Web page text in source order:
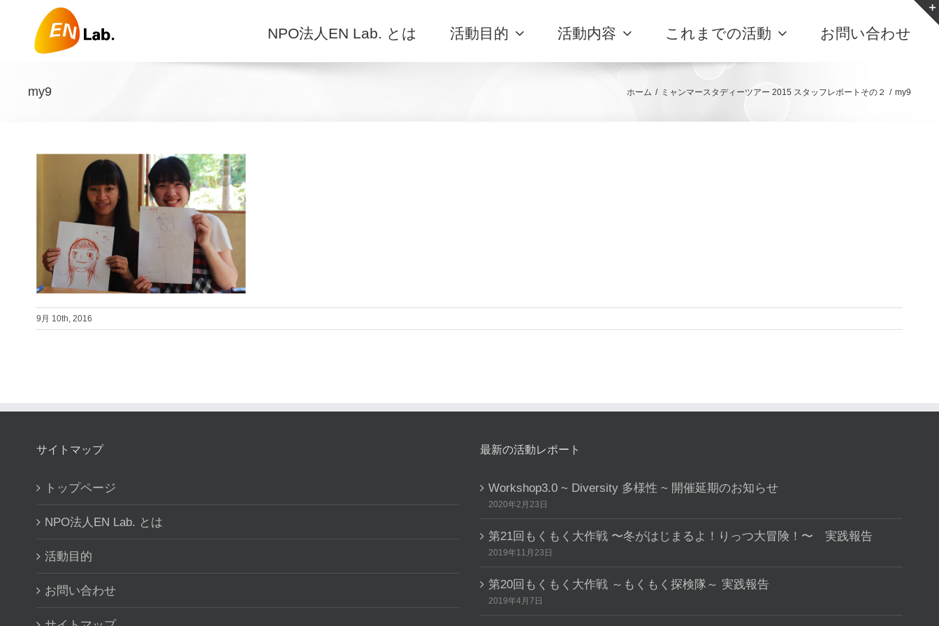
content
NPO法人EN Lab. とは 活動目的 活動内容 これまでの活動 お問い合わせ
my9 ホーム / ミャンマースタディーツアー 2015 スタッフレポートその２ / my9
9月 10th, 2016
サイトマップ
トップページ
NPO法人EN Lab. とは
活動目的
お問い合わせ
最新の活動レポート
Workshop3.0 ~ Diversity 多様性 ~ 開催延期のお知らせ
2020年2月23日
第21回もくもく大作戦 〜冬がはじまるよ！りっつ大冒険！〜 実践報告
2019年11月23日
第20回もくもく大作戦 ～もくもく探検隊～ 実践報告
2019年4月7日